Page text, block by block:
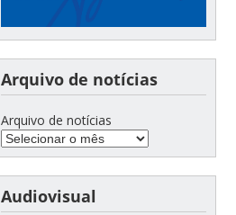
Arquivo de notícias
Arquivo de notícias
Audiovisual